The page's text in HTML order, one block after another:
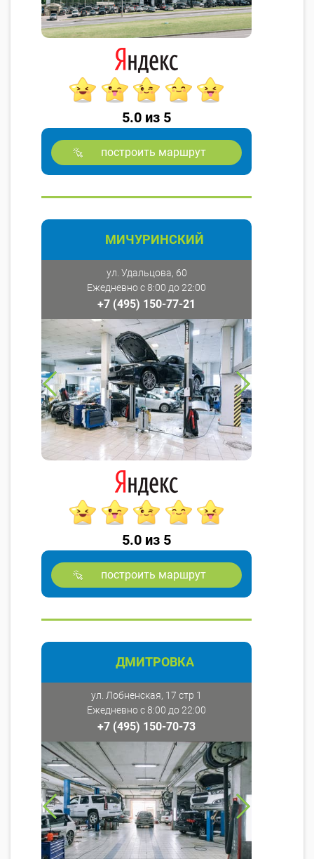
5.0 из 5
построить маршрут
МИЧУРИНСКИЙ
ул. Удальцова, 60
Ежедневно с 8:00 до 22:00
+7 (495) 150-77-21
5.0 из 5
построить маршрут
ДМИТРОВКА
ул. Лобненская, 17 стр 1
Ежедневно с 8:00 до 22:00
+7 (495) 150-70-73